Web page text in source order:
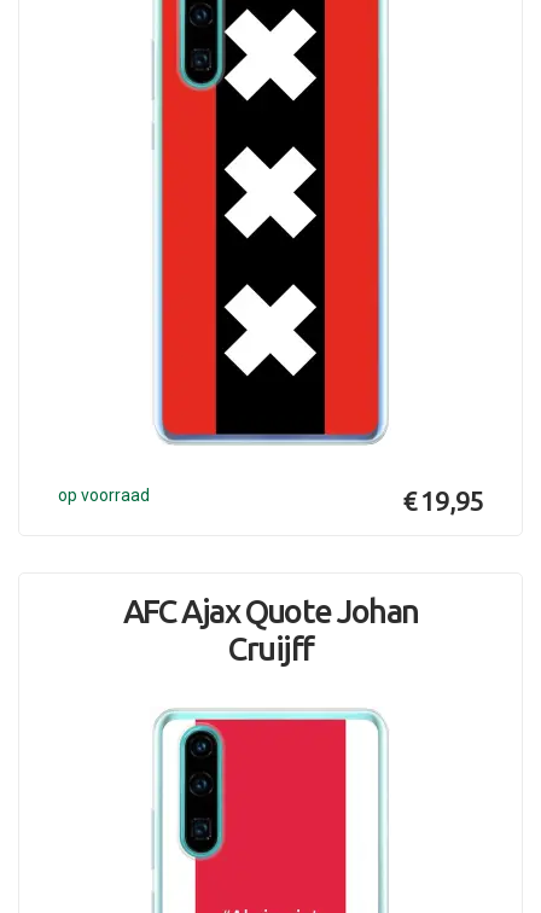
op voorraad € 19,95
AFC Ajax Quote Johan
Cruijff